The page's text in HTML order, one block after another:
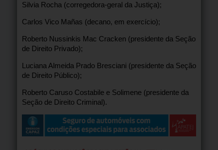
Silvia Rocha (corregedora-geral da Justiça);
Carlos Vico Mañas (decano, em exercício);
Roberto Nussinkis Mac Cracken (presidente da Seção
de Direito Privado);
Luciana Almeida Prado Bresciani (presidente da Seção
de Direito Público);
Roberto Caruso Costabile e Solimene (presidente da
Seção de Direito Criminal).